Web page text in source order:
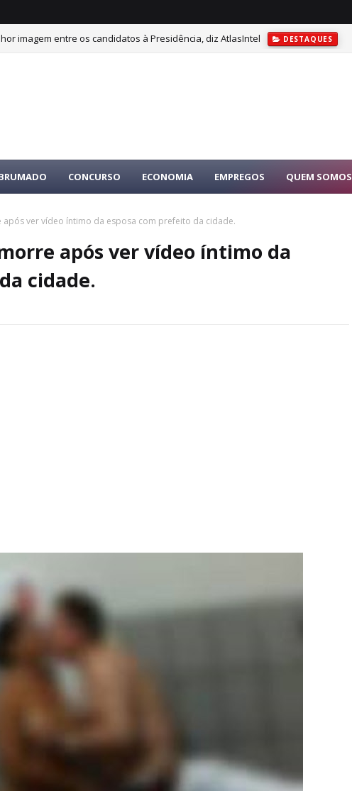
imagem entre os candidatos à Presidência, diz AtlasIntel DESTAQUES
CONCURSO ECONOMIA EMPREGOS QUEM SOMOS
após ver vídeo íntimo da esposa com prefeito da cidade.
após ver vídeo íntimo da
cidade.